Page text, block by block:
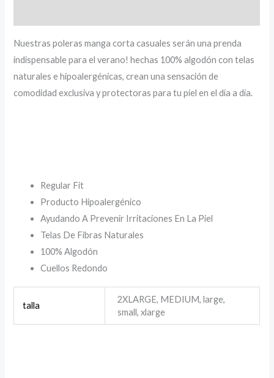
Nuestras poleras manga corta casuales serán una prenda
indispensable para el verano! hechas 100% algodón con telas
naturales e hipoalergénicas, crean una sensación de
comodidad exclusiva y protectoras para tu piel en el día a día.
Regular Fit
Producto Hipoalergénico
Ayudando A Prevenir Irritaciones En La Piel
Telas De Fibras Naturales
100% Algodón
Cuellos Redondo
talla
2XLARGE, MEDIUM, large,
small, xlarge